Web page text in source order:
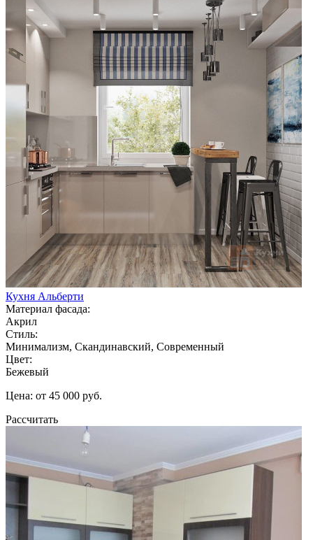
Кухня Альберти
Материал фасада:
Акрил
Стиль:
Минимализм, Скандинавский, Современный
Цвет:
Бежевый
Цена: от 45 000 руб.
Рассчитать